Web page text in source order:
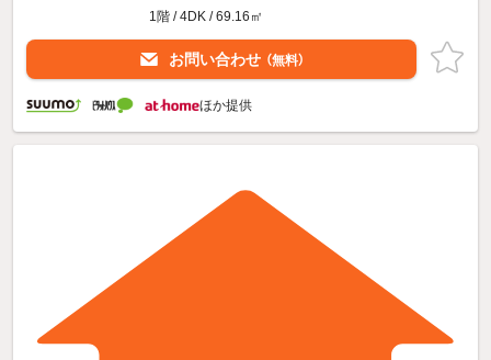
1階 / 4DK / 69.16㎡
お問い合わせ （無料）
ほか提供